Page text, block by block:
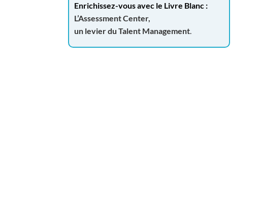
Enrichissez-vous avec le Livre Blanc :
L’Assessment Center,
un levier du Talent Management.